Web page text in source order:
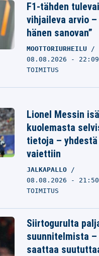
F1-tähden
vihjaileva arvio –
hänen sanovan”
MOOTTORIURHEILU
08.08.2026 - 22:09
TOIMITUS
Lionel Messin
kuolemasta
tietoja –
vaiettiin
JALKAPALLO
08.08.2026 - 21:50
TOIMITUS
Siirtogurulta
suunnitelmista –
saattaa